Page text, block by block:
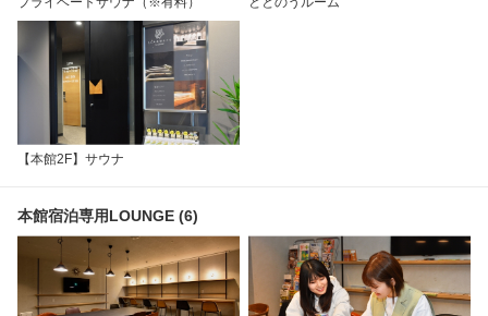
【本館2F】サウナ
本館宿泊専用LOUNGE (6)